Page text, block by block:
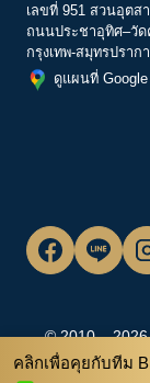
เลขที่ 951 สวนอุตส
ถนนประชาอุทิศ–วัด
กรุงเทพ-สมุทรปราก
ดูแผนที่ Google
© 2010 – 2026
คลิกเพื่อคุยกับทีม